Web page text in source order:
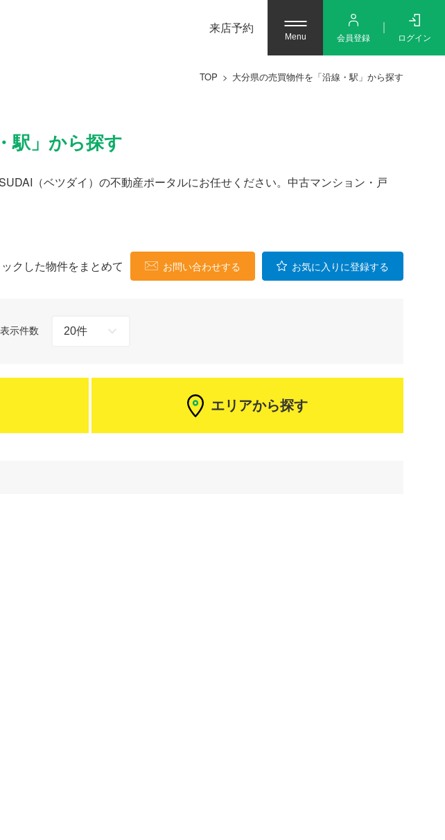
来店予約
Menu 会員登録 ログイン
TOP 大分県の売買物件を「沿線・駅」から探す
駅」から探す
（ベツダイ）の不動産ポータルにお任せください。中古マンション・戸
クした物件をまとめて お問い合わせする お気に入りに登録する
表示件数
エリアから探す